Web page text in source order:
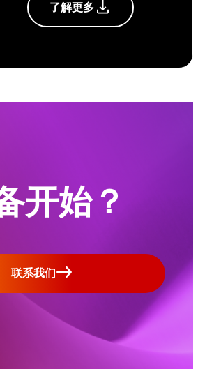
了解更多
开始？
联系我们